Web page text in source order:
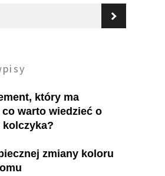
który ma
co warto wiedzieć o
kolczyka?
zmiany koloru